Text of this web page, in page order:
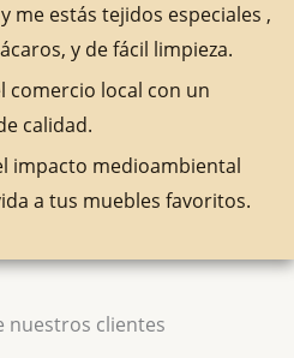
me estás tejidos especiales ,
y de fácil limpieza.
comercio local con un
calidad.
impacto medioambiental
a tus muebles favoritos.
nuestros clientes